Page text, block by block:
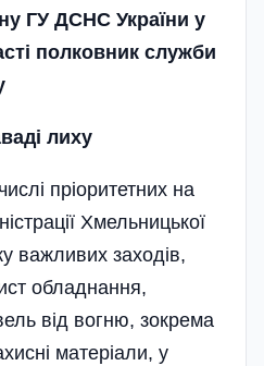
ГУ ДСНС України у
полковник служби
лиху
пріоритетних на
Хмельницької
важливих заходів,
обладнання,
від вогню, зокрема
матеріали, у